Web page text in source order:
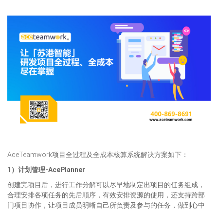
AceTeamwork项目全过程及全成本核算系统解决方案如下：
1）计划管理-AcePlanner
创建完项目后，进行工作分解可以尽早地制定出项目的任务组成，
合理安排各项任务的先后顺序，有效安排资源的使用，还支持跨部
门项目协作，让项目成员明晰自己所负责及参与的任务，做到心中